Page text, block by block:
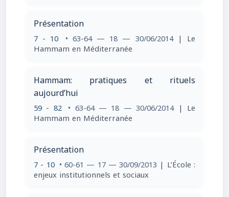
Présentation
7 - 10 • 63-64 — 18 — 30/06/2014 | Le
Hammam en Méditerranée
Hammam: pratiques et rituels
aujourd’hui
59 - 82 • 63-64 — 18 — 30/06/2014 | Le
Hammam en Méditerranée
Présentation
7 - 10 • 60-61 — 17 — 30/09/2013 | L’École :
enjeux institutionnels et sociaux